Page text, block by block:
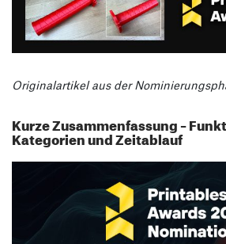
Originalartikel aus der
Kurze Zusammenfassung –
Kategorien und Zeitablauf